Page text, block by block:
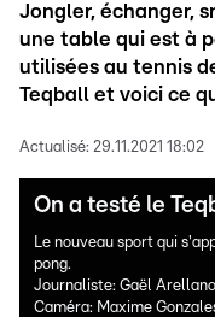
Jongler, échanger,
une table qui est à
utilisées au tennis
Teqball et voici ce
Actualisé: 29.11.2021 18:02
On a testé le
Le nouveau sport qui
pong.
Journaliste: Gaël Arellano
Caméra: Maxime